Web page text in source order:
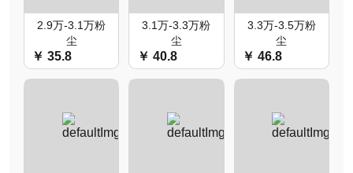
2.9万-3.1万粉
尘
￥ 35.8
3.1万-3.3万粉
尘
￥ 40.8
3.3万-3.5万粉
尘
￥ 46.8